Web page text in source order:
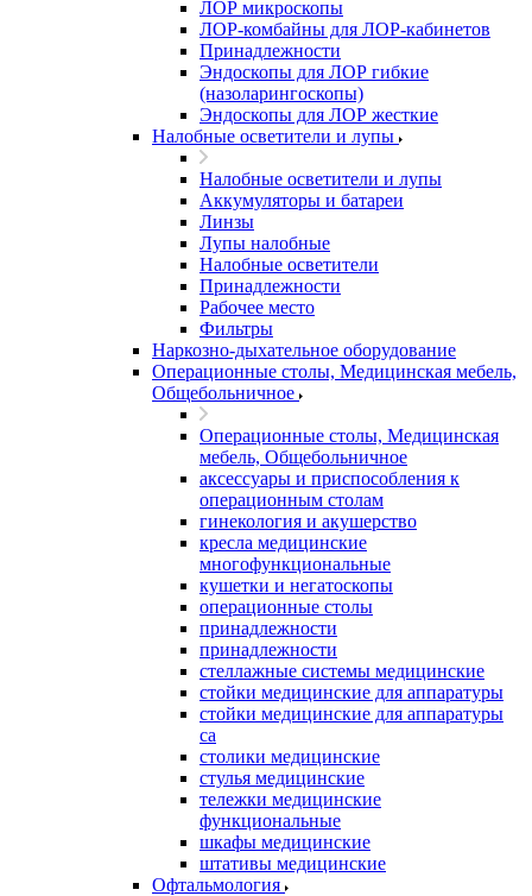
ЛОР микроскопы
ЛОР-комбайны для ЛОР-кабинетов
Принадлежности
Эндоскопы для ЛОР гибкие
(назоларингоскопы)
Эндоскопы для ЛОР жесткие
Налобные осветители и лупы
Налобные осветители и лупы
Аккумуляторы и батареи
Линзы
Лупы налобные
Налобные осветители
Принадлежности
Рабочее место
Фильтры
Наркозно-дыхательное оборудование
Операционные столы, Медицинская мебель,
Общебольничное
Операционные столы, Медицинская
мебель, Общебольничное
аксессуары и приспособления к
операционным столам
гинекология и акушерство
кресла медицинские
многофункциональные
кушетки и негатоскопы
операционные столы
принадлежности
принадлежности
стеллажные системы медицинские
стойки медицинские для аппаратуры
стойки медицинские для аппаратуры
са
столики медицинские
стулья медицинские
тележки медицинские
функциональные
шкафы медицинские
штативы медицинские
Офтальмология